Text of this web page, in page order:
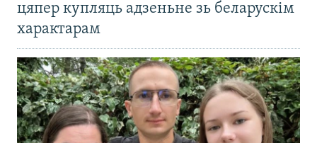
цяпер купляць адзеньне зь беларускім
характарам